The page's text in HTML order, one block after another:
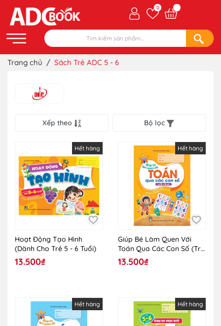
0
Trang chủ / Sách Trẻ ADC 5 - 6
Xếp theo Bộ lọc
Hết hàng
Hoạt Động Tạo Hình
(Dành Cho Trẻ 5 - 6 Tuổi)
13.500₫
Hết hàng
Giúp Bé Làm Quen Với
Toán Qua Các Con Số (Trẻ
5 - 6 Tuổi)
13.500₫
Hết hàng Hết hàng